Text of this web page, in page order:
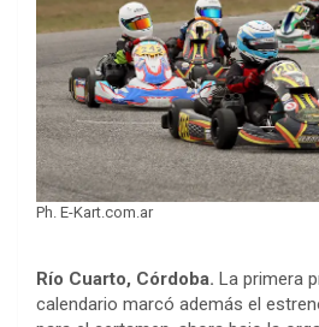
Ph. E-Kart.com.ar
Río Cuarto, Córdoba. La primera
calendario marcó además el